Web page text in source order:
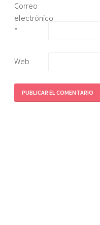
Correo
electrónico
*
Web